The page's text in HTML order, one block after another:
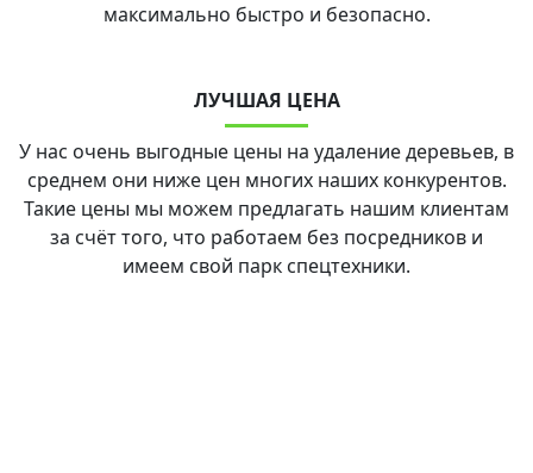
максимально быстро и безопасно.
ЛУЧШАЯ ЦЕНА
У нас очень выгодные цены на удаление деревьев, в
среднем они ниже цен многих наших конкурентов.
Такие цены мы можем предлагать нашим клиентам
за счёт того, что работаем без посредников и
имеем свой парк спецтехники.